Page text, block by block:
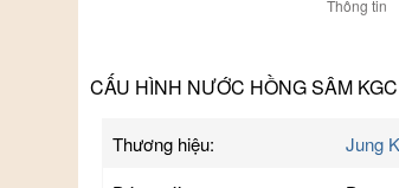
Thông tin
CẤU HÌNH NƯỚC HỒNG SÂM
Thương hiệu:
Jung